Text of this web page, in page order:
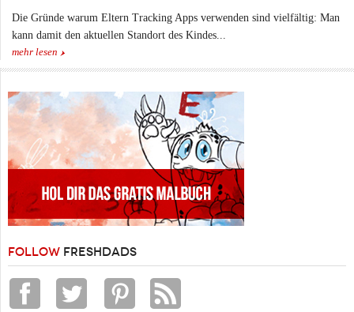
Die Gründe warum Eltern Tracking Apps verwenden sind vielfältig: Man
kann damit den aktuellen Standort des Kindes...
mehr lesen
FOLLOW FRESHDADS